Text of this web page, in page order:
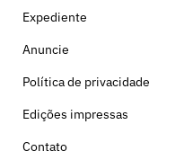
Expediente
Anuncie
Política de privacidade
Edições impressas
Contato